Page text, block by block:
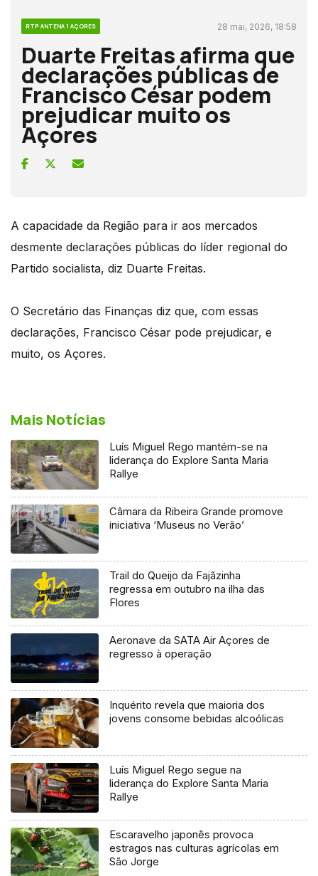
RTP ANTENA 1 AÇORES 28 mai, 2026, 18:58
Duarte Freitas afirma que
declarações públicas de
Francisco César podem
prejudicar muito os
Açores
A capacidade da Região para ir aos mercados
desmente declarações públicas do líder regional do
Partido socialista, diz Duarte Freitas.
O Secretário das Finanças diz que, com essas
declarações, Francisco César pode prejudicar, e
muito, os Açores.
Mais Notícias
Luís Miguel Rego mantém-se na
liderança do Explore Santa Maria
Rallye
Câmara da Ribeira Grande promove
iniciativa ‘Museus no Verão’
Trail do Queijo da Fajãzinha
regressa em outubro na ilha das
Flores
Aeronave da SATA Air Açores de
regresso à operação
Inquérito revela que maioria dos
jovens consome bebidas alcoólicas
Luís Miguel Rego segue na
liderança do Explore Santa Maria
Rallye
Escaravelho japonês provoca
estragos nas culturas agrícolas em
São Jorge